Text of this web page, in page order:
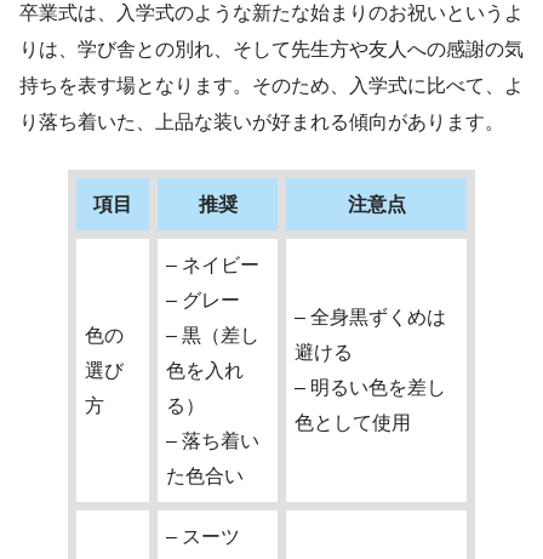
卒業式は、入学式のような新たな始まりのお祝いというよ
りは、学び舎との別れ、そして先生方や友人への感謝の気
持ちを表す場となります。そのため、入学式に比べて、よ
り落ち着いた、上品な装いが好まれる傾向があります。
項目 推奨 注意点
色の
選び
方
– ネイビー
– グレー
– 黒（差し
色を入れ
る）
– 落ち着い
た色合い
– 全身黒ずくめは
避ける
– 明るい色を差し
色として使用
– スーツ